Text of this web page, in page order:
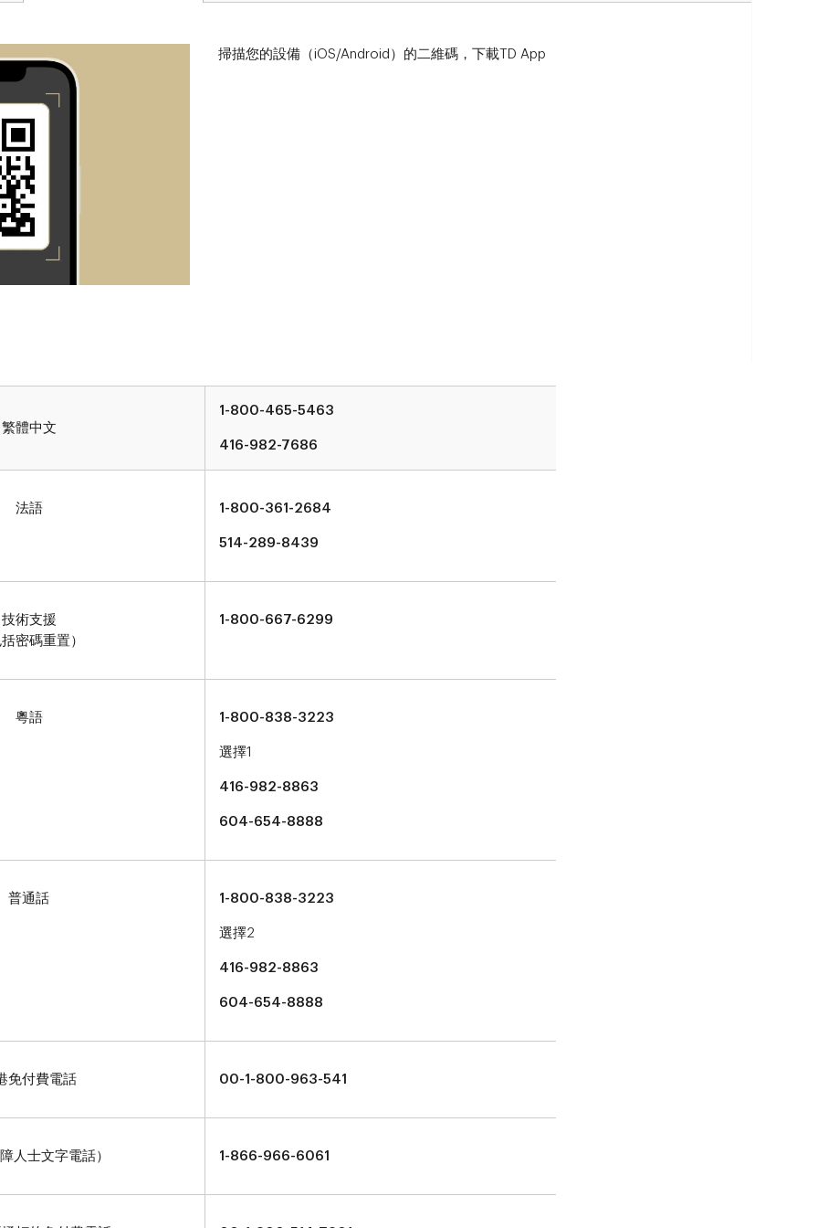
掃描您的設備（iOS/Android）的二維碼，下載TD App
繁體中文
1-800-465-5463
416-982-7686
法語 1-800-361-2684
514-289-8439
技術支援
密碼重置）
1-800-667-6299
粵語 1-800-838-3223
選擇1
416-982-8863
604-654-8888
普通話 1-800-838-3223
選擇2
416-982-8863
604-654-8888
免付費電話 00-1-800-963-541
人士文字電話） 1-866-966-6061